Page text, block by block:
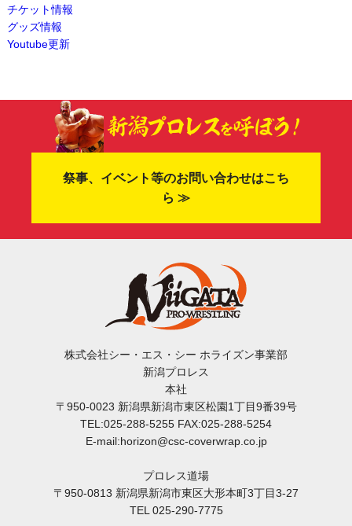
チケット情報
グッズ情報
Youtube更新
祭事、イベント等のお問い合わせはこち
ら ≫
株式会社シー・エス・シー ホライズン事業部
新潟プロレス
本社
〒950-0023 新潟県新潟市東区松園1丁目9番39号
TEL:025-288-5255 FAX:025-288-5254
E-mail:horizon@csc-coverwrap.co.jp
プロレス道場
〒950-0813 新潟県新潟市東区大形本町3丁目3-27
TEL 025-290-7775